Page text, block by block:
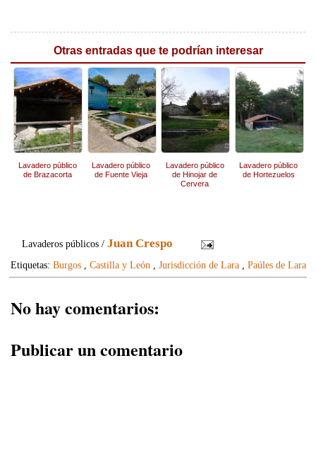
Otras entradas que te podrían interesar
Lavadero público
de Brazacorta
Lavadero público
de Fuente Vieja
Lavadero público
de Hinojar de
Cervera
Lavadero público
de Hortezuelos
Lavaderos públicos /Juan Crespo
Etiquetas: Burgos, Castilla y León Jurisdicción de Lara, Paúles de Lara
No hay comentarios:
Publicar un comentario